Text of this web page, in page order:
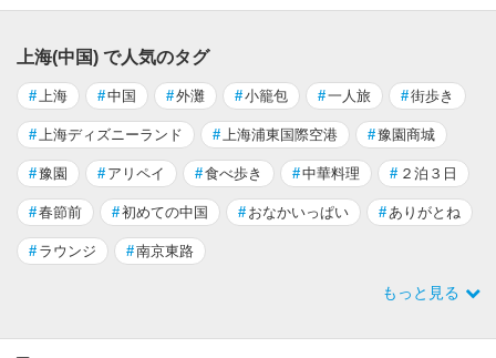
上海(中国) で人気のタグ
#上海 #中国 #外灘 #小籠包 #一人旅 #街歩き
#上海ディズニーランド #上海浦東国際空港 #豫園商城
#豫園 # アリペイ #食べ歩き #中華料理 # ２泊３日
#春節前 #初めての中国 # おなかいっぱい #ありがとね
# ラウンジ #南京東路
もっと見る